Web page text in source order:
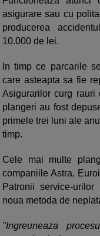
asigurare sau cu
producerea
10.000 de lei.
In timp ce parcarile
care asteapta sa fie
Asigurarilor curg
plangeri au fost
primele trei luni ale
timp.
Cele mai multe
companiile Astra,
Patronii service-
noua metoda de
"Ingreuneaza